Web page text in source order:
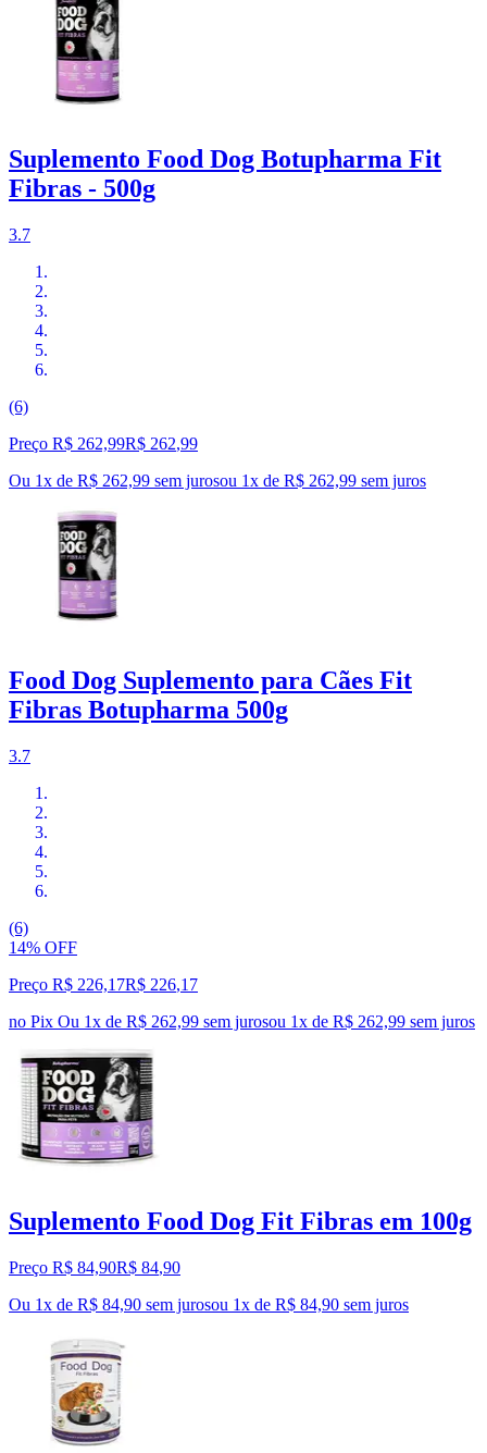
Suplemento Food Dog Botupharma Fit
Fibras - 500g
3.7
(6)
Preço R$ 262,99R$ 262,99
Ou 1x de R$ 262,99 sem jurosou 1x de R$ 262,99 sem juros
Food Dog Suplemento para Cães Fit
Fibras Botupharma 500g
3.7
(6)
14% OFF
Preço R$ 226,17R$ 226,17
no Pix Ou 1x de R$ 262,99 sem jurosou 1x de R$ 262,99 sem juros
Suplemento Food Dog Fit Fibras em 100g
Preço R$ 84,90R$ 84,90
Ou 1x de R$ 84,90 sem jurosou 1x de R$ 84,90 sem juros